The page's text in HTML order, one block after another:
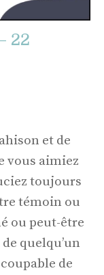
22
et de
vous aimiez
toujours
témoin ou
ou peut-être
quelqu’un
de